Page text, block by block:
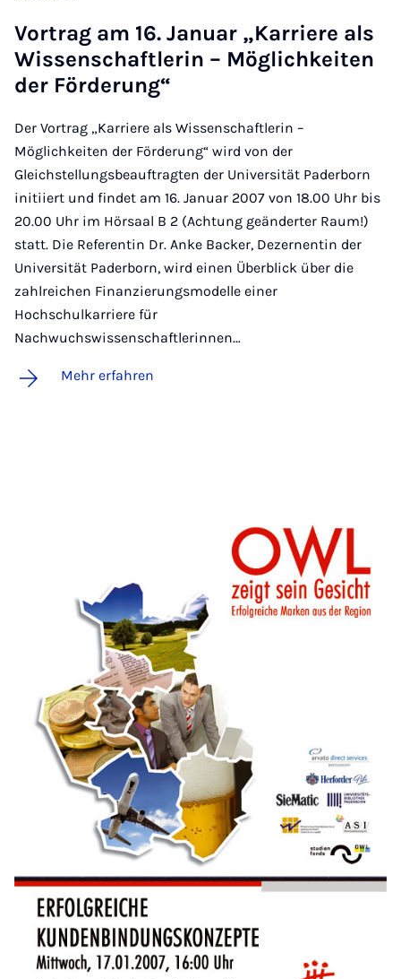
Vor­trag am 16. Ja­nu­ar „Kar­rie­re als
Wis­sen­schaft­le­rin – Mög­lich­kei­ten
der För­de­rung“
Der Vortrag „Karriere als Wissenschaftlerin –
Möglichkeiten der Förderung“ wird von der
Gleichstellungsbeauftragten der Universität Paderborn
initiiert und findet am 16. Januar 2007 von 18.00 Uhr bis
20.00 Uhr im Hörsaal B 2 (Achtung geänderter Raum!)
statt. Die Referentin Dr. Anke Backer, Dezernentin der
Universität Paderborn, wird einen Überblick über die
zahlreichen Finanzierungsmodelle einer
Hochschulkarriere für
Nachwuchswissenschaftlerinnen…
Mehr erfahren